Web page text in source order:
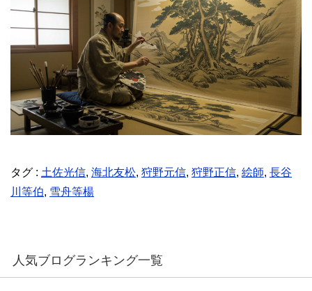
タグ : 土佐光信, 海北友松, 狩野元信, 狩野正信, 絵師, 長谷
川等伯, 雪舟等楊
人気ブログランキング一覧